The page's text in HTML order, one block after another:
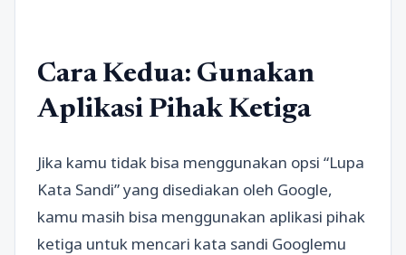
Cara Kedua: Gunakan
Aplikasi Pihak Ketiga
Jika kamu tidak bisa menggunakan opsi “Lupa
Kata Sandi” yang disediakan oleh Google,
kamu masih bisa menggunakan aplikasi pihak
ketiga untuk mencari kata sandi Googlemu